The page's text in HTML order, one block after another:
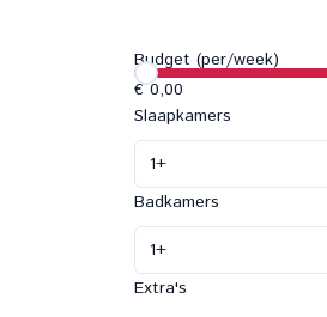
Budget (per/week)
€ 0,00
Slaapkamers
1+
Badkamers
1+
Extra's